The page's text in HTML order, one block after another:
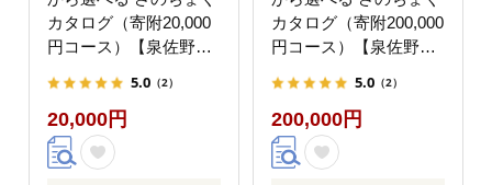
カタログ（寄附20,000
円コース）【泉佐野市
以上 高評価 肉 ビール
海鮮 野菜 定期便 タオ
ル ティッシュ 後から
カタログギフト あとか
5.0 （2）
20,000円
カタログ（寄附200,000
円コース）【泉佐野市
以上 高評価 肉 ビール
海鮮 野菜 定期便 タオ
ル ティッシュ 後から
カタログギフト あとか
5.0 （2）
200,000円